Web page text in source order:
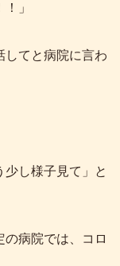
」
してと病院に言わ
少し様子見て」と
病院では、コロ